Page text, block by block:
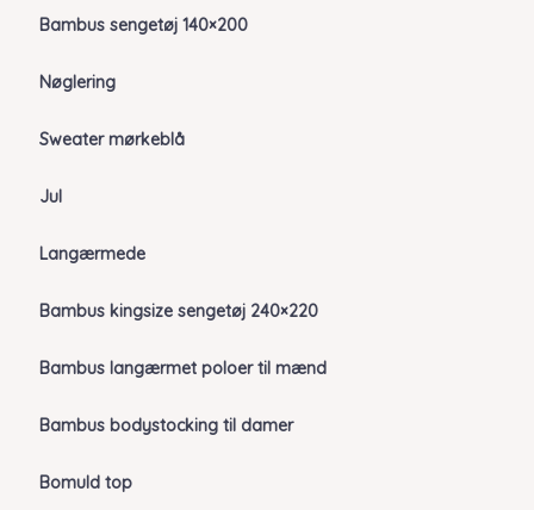
Bambus sengetøj 140×200
Nøglering
Sweater mørkeblå
Jul
Langærmede
Bambus kingsize sengetøj 240×220
Bambus langærmet poloer til mænd
Bambus bodystocking til damer
Bomuld top